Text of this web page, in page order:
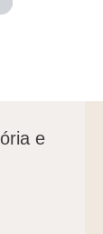
e